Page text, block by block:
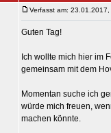
Verfasst am: 23.01.2017,
Guten Tag!
Ich wollte mich hier im
gemeinsam mit dem
Momentan suche ich
würde mich freuen,
machen könnte.